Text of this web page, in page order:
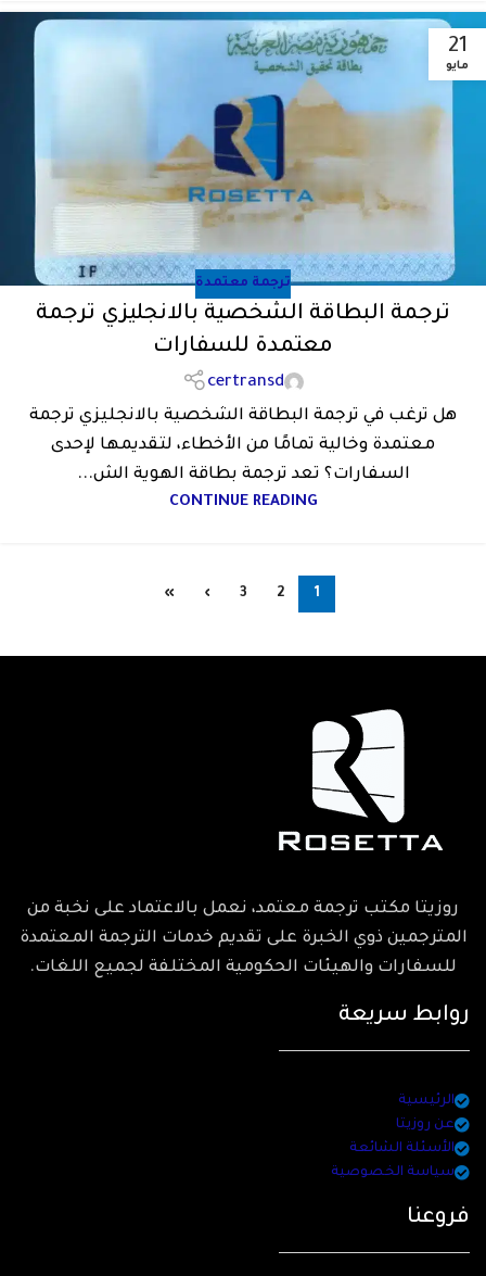
21
مايو
ترجمة معتمدة
ترجمة البطاقة الشخصية بالانجليزي ترجمة
معتمدة للسفارات
certransd
هل ترغب في ترجمة البطاقة الشخصية بالانجليزي ترجمة
معتمدة وخالية تمامًا من الأخطاء، لتقديمها لإحدى
السفارات؟ تعد ترجمة بطاقة الهوية الش...
CONTINUE READING
1
2
3
›
»
روزيتا مكتب ترجمة معتمد، نعمل بالاعتماد على نخبة من
المترجمين ذوي الخبرة على تقديم خدمات الترجمة المعتمدة
للسفارات والهيئات الحكومية المختلفة لجميع اللغات.
روابط سريعة
الرئيسية
عن روزيتا
الأسئلة الشائعة
سياسة الخصوصية
فروعنا